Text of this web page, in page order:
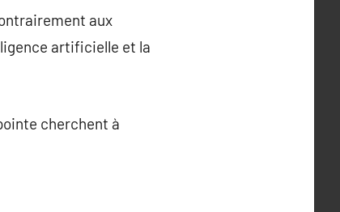
aux
artificielle et la
cherchent à